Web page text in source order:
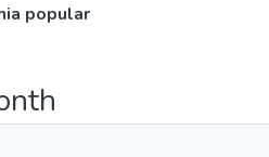
popular